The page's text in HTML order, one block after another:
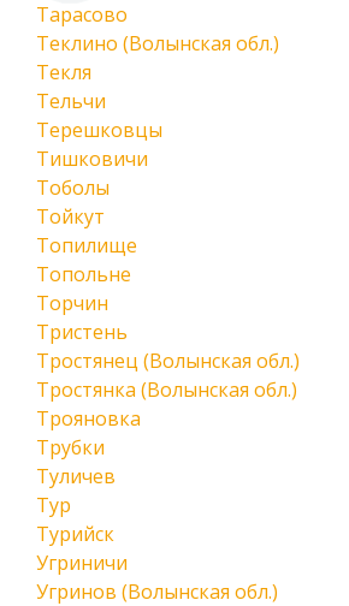
Тарасово
Теклино (Волынская обл.)
Текля
Тельчи
Терешковцы
Тишковичи
Тоболы
Тойкут
Топилище
Топольне
Торчин
Тристень
Тростянец (Волынская обл.)
Тростянка (Волынская обл.)
Трояновка
Трубки
Туличев
Тур
Турийск
Угриничи
Угринов (Волынская обл.)